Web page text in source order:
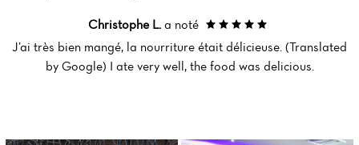
Christophe L. a noté
J’ai très bien mangé, la nourriture était délicieuse. (Translated
by Google) I ate very well, the food was delicious.